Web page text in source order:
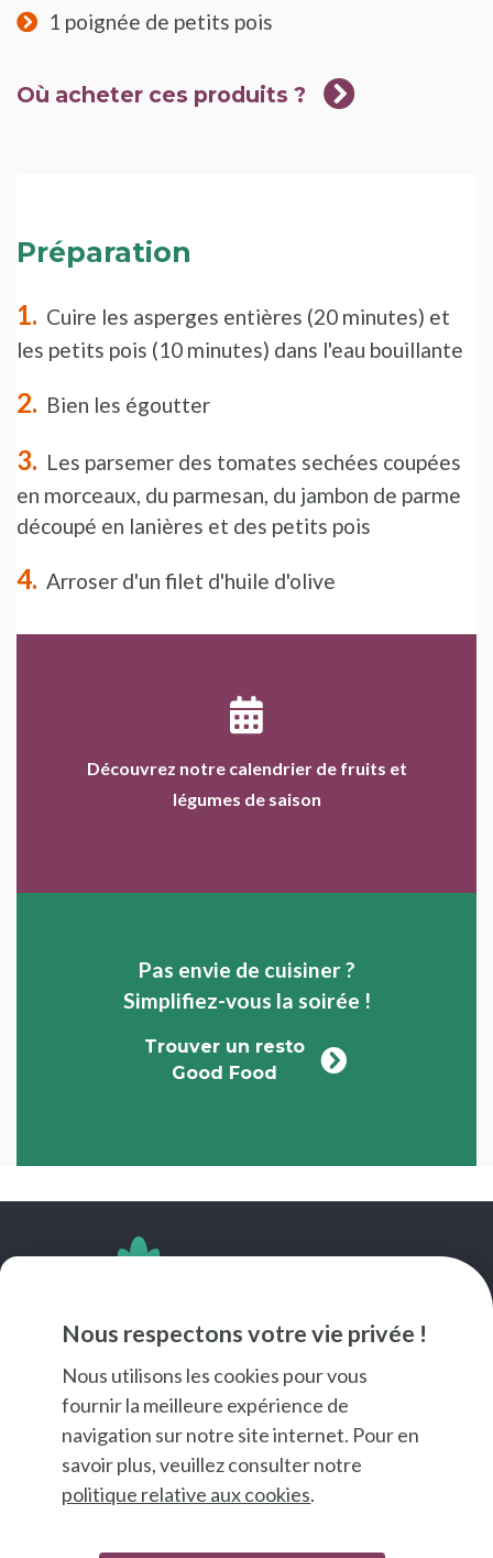
Nous respectons votre vie privée !
Nous utilisons les cookies pour vous
fournir la meilleure expérience de
navigation sur notre site internet. Pour en
savoir plus, veuillez consulter notre
politique relative aux cookies.
1 poignée de petits pois
Où acheter ces produits ?
Préparation
Cuire les asperges entières (20 minutes) et
les petits pois (10 minutes) dans l'eau bouillante
Bien les égoutter
Les parsemer des tomates sechées coupées
en morceaux, du parmesan, du jambon de parme
découpé en lanières et des petits pois
Arroser d'un filet d'huile d'olive
Découvrez notre calendrier de fruits et
légumes de saison
Pas envie de cuisiner ?
Simplifiez-vous la soirée !
Trouver un resto
Good Food